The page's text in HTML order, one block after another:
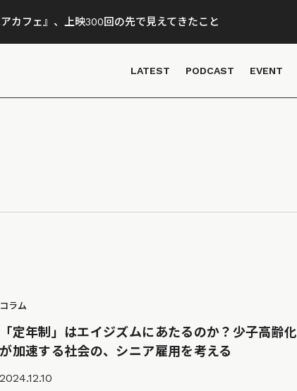
カフェ』、上映300回の先で見えてきたこと
LATEST PODCAST EVENT
コラム
「定年制」はエイジズムにあたるのか？少子高齢化
が加速する社会の、シニア雇用を考える
2024.12.10